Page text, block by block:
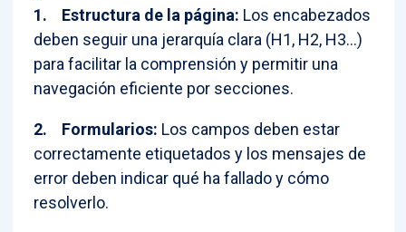
1. Estructura de la página: Los encabezados
deben seguir una jerarquía clara (H1, H2, H3…)
para facilitar la comprensión y permitir una
navegación eficiente por secciones.
2. Formularios: Los campos deben estar
correctamente etiquetados y los mensajes de
error deben indicar qué ha fallado y cómo
resolverlo.